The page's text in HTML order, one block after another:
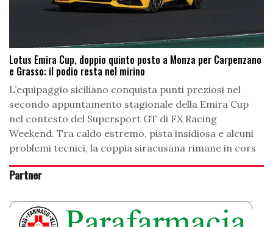
Lotus Emira Cup, doppio quinto posto a Monza per Carpenzano
e Grasso: il podio resta nel mirino
L’equipaggio siciliano conquista punti preziosi nel
secondo appuntamento stagionale della Emira Cup
nel contesto del Supersport GT di FX Racing
Weekend. Tra caldo estremo, pista insidiosa e alcuni
problemi tecnici, la coppia siracusana rimane in cors
Partner